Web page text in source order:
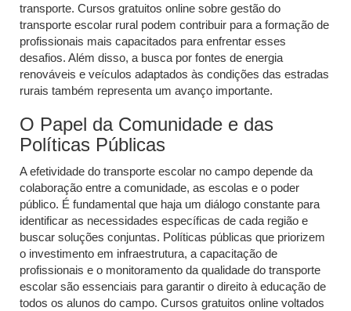
transporte. Cursos gratuitos online sobre gestão do
transporte escolar rural podem contribuir para a formação de
profissionais mais capacitados para enfrentar esses
desafios. Além disso, a busca por fontes de energia
renováveis e veículos adaptados às condições das estradas
rurais também representa um avanço importante.
O Papel da Comunidade e das
Políticas Públicas
A efetividade do transporte escolar no campo depende da
colaboração entre a comunidade, as escolas e o poder
público. É fundamental que haja um diálogo constante para
identificar as necessidades específicas de cada região e
buscar soluções conjuntas. Políticas públicas que priorizem
o investimento em infraestrutura, a capacitação de
profissionais e o monitoramento da qualidade do transporte
escolar são essenciais para garantir o direito à educação de
todos os alunos do campo. Cursos gratuitos online voltados